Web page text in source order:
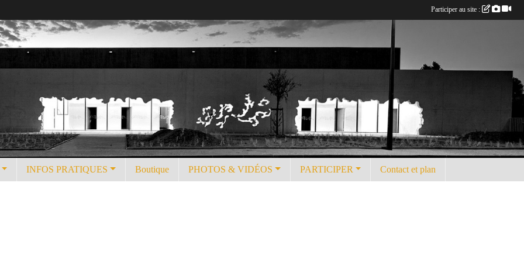
INFOS PRATIQUES Boutique PHOTOS & VIDÉOS PARTICIPER Contact et plan
Participer au site :